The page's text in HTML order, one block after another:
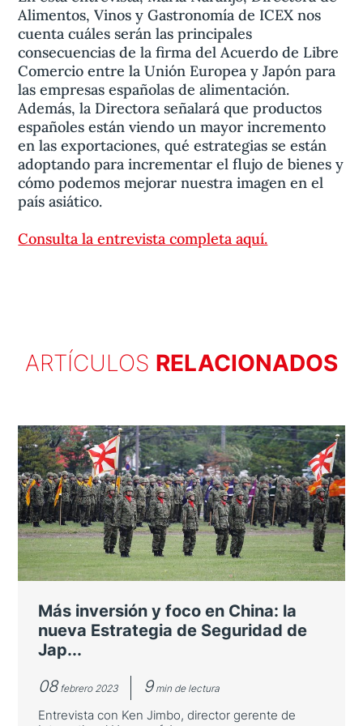
Alimentos, Vinos y Gastronomía de ICEX nos
cuenta cuáles serán las principales
consecuencias de la firma del Acuerdo de Libre
Comercio entre la Unión Europea y Japón para
las empresas españolas de alimentación.
Además, la Directora señalará que productos
españoles están viendo un mayor incremento
en las exportaciones, qué estrategias se están
adoptando para incrementar el flujo de bienes y
cómo podemos mejorar nuestra imagen en el
país asiático.
Consulta la entrevista completa aquí.
ARTÍCULOS RELACIONADOS
Más inversión y foco en China: la
nueva Estrategia de Seguridad de
Jap...
08febrero 2023 9min de lectura
Entrevista con Ken Jimbo, director gerente de